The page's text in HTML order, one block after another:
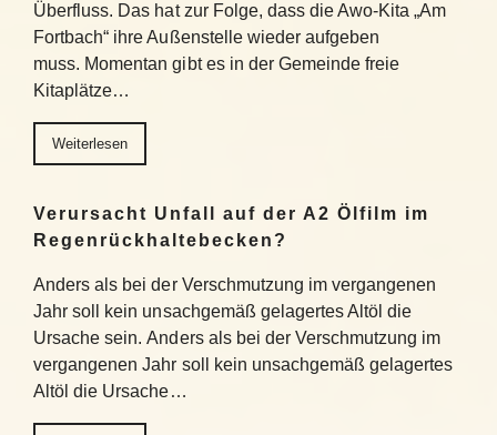
Überfluss. Das hat zur Folge, dass die Awo-Kita „Am
Fortbach“ ihre Außenstelle wieder aufgeben
muss. Momentan gibt es in der Gemeinde freie
Kitaplätze…
Weiterlesen
Verursacht Unfall auf der A2 Ölfilm im
Regenrückhaltebecken?
Anders als bei der Verschmutzung im vergangenen
Jahr soll kein unsachgemäß gelagertes Altöl die
Ursache sein. Anders als bei der Verschmutzung im
vergangenen Jahr soll kein unsachgemäß gelagertes
Altöl die Ursache…